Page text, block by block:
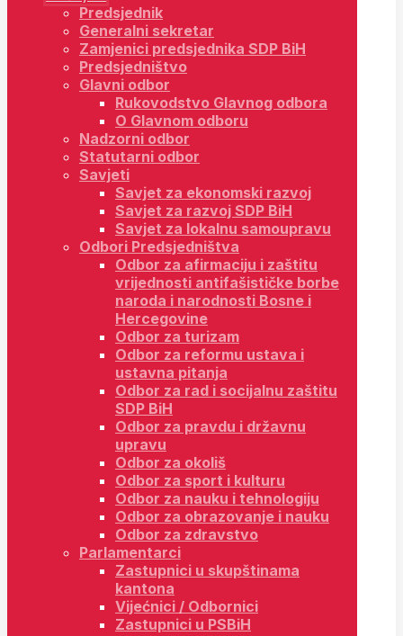
Predsjednik
Generalni sekretar
Zamjenici predsjednika SDP BiH
Predsjedništvo
Glavni odbor
Rukovodstvo Glavnog odbora
O Glavnom odboru
Nadzorni odbor
Statutarni odbor
Savjeti
Savjet za ekonomski razvoj
Savjet za razvoj SDP BiH
Savjet za lokalnu samoupravu
Odbori Predsjedništva
Odbor za afirmaciju i zaštitu
vrijednosti antifašističke borbe
naroda i narodnosti Bosne i
Hercegovine
Odbor za turizam
Odbor za reformu ustava i
ustavna pitanja
Odbor za rad i socijalnu zaštitu
SDP BiH
Odbor za pravdu i državnu
upravu
Odbor za okoliš
Odbor za sport i kulturu
Odbor za nauku i tehnologiju
Odbor za obrazovanje i nauku
Odbor za zdravstvo
Parlamentarci
Zastupnici u skupštinama
kantona
Vijećnici / Odbornici
Zastupnici u PSBiH